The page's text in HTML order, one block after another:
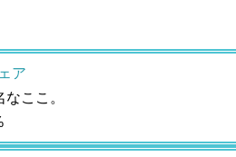
ア
ここ。